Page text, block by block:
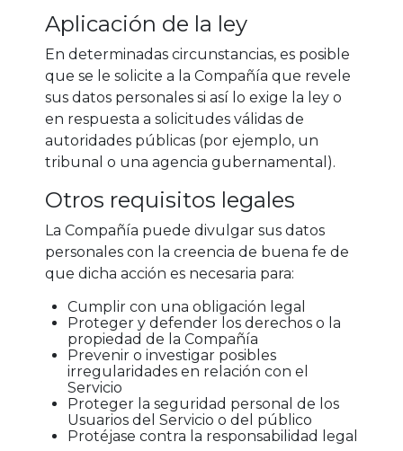
Aplicación de la ley
En determinadas circunstancias, es posible
que se le solicite a la Compañía que revele
sus datos personales si así lo exige la ley o
en respuesta a solicitudes válidas de
autoridades públicas (por ejemplo, un
tribunal o una agencia gubernamental).
Otros requisitos legales
La Compañía puede divulgar sus datos
personales con la creencia de buena fe de
que dicha acción es necesaria para:
Cumplir con una obligación legal
Proteger y defender los derechos o la
propiedad de la Compañía
Prevenir o investigar posibles
irregularidades en relación con el
Servicio
Proteger la seguridad personal de los
Usuarios del Servicio o del público
Protéjase contra la responsabilidad legal